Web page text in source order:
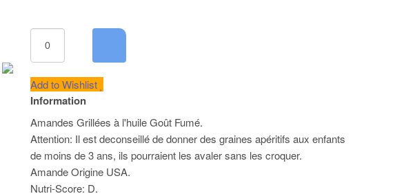
Add to Wishlist
Information
Amandes Grillées à l'huile Goût Fumé.
Attention: Il est deconseillé de donner des graines apéritifs aux enfants
de moins de 3 ans, ils pourraient les avaler sans les croquer.
Amande Origine USA.
Nutri-Score: D.